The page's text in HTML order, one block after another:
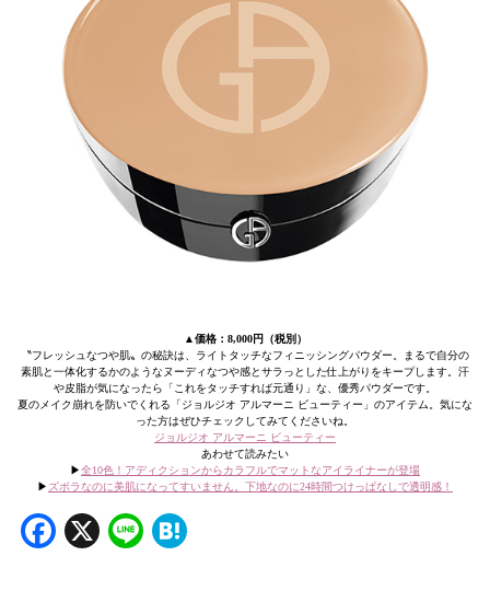
▲価格：8,000円（税別）
〝フレッシュなつや肌〟の秘訣は、ライトタッチなフィニッシングパウダー。まるで自分の
素肌と一体化するかのようなヌーディなつや感とサラっとした仕上がりをキープします。汗
や皮脂が気になったら「これをタッチすれば元通り」な、優秀パウダーです。
夏のメイク崩れを防いでくれる「ジョルジオ アルマーニ ビューティー」のアイテム。気にな
った方はぜひチェックしてみてくださいね。
ジョルジオ アルマーニ ビューティー
あわせて読みたい
▶︎全10色！アディクションからカラフルでマットなアイライナーが登場
▶︎ ズボラなのに美肌になってすいません。下地なのに24時間つけっぱなしで透明感！
Facebook
X Line